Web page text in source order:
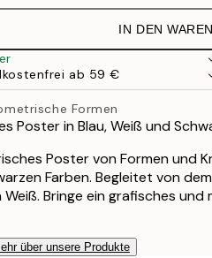
IN DEN
ab 59 €
Formen
Poster in Blau, Weiß und
Poster von Formen und
Farben. Begleitet von
Weiß. Bringe ein grafisches
über unsere Produkte